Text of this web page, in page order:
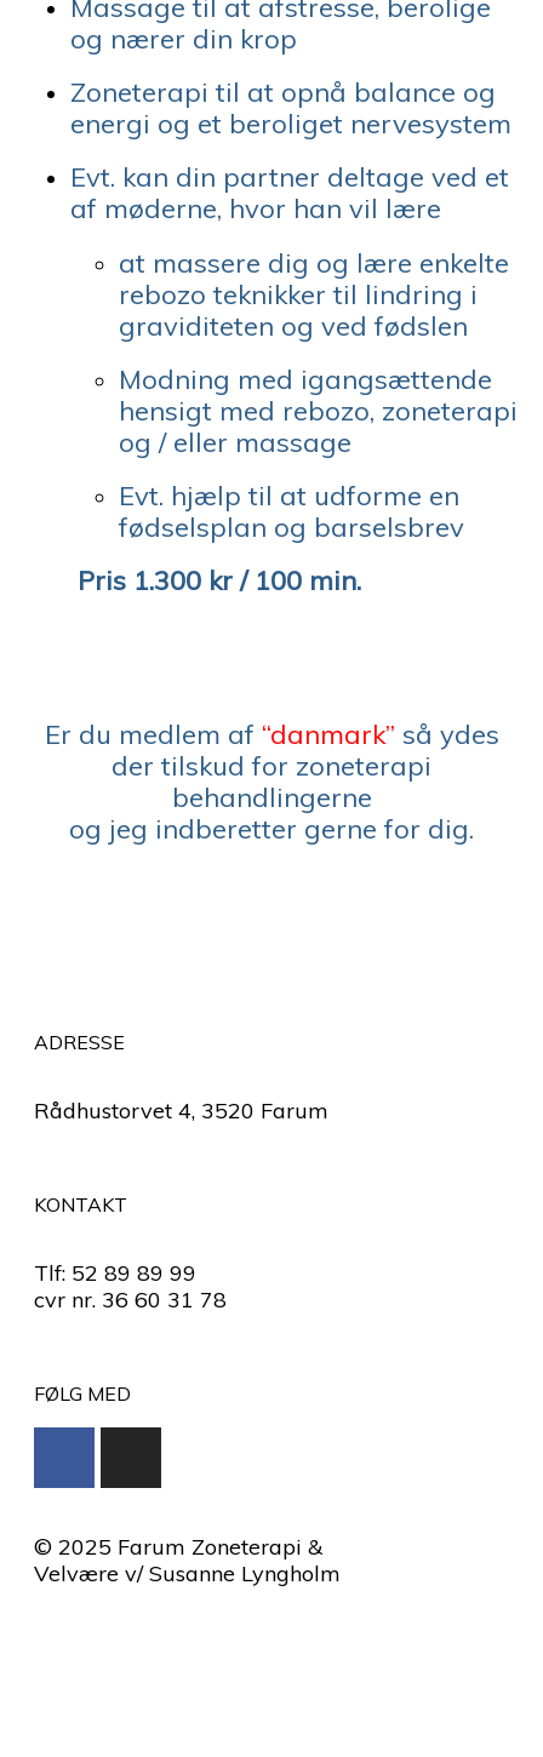
Massage til at afstresse, berolige
og nærer din krop
Zoneterapi til at opnå balance og
energi og et beroliget nervesystem
Evt. kan din partner deltage ved et
af møderne, hvor han vil lære
at massere dig og lære enkelte
rebozo teknikker til lindring i
graviditeten og ved fødslen
Modning med igangsættende
hensigt med rebozo, zoneterapi
og / eller massage
Evt. hjælp til at udforme en
fødselsplan og barselsbrev
Pris 1.300 kr / 100 min.
Er du medlem af “danmark” så ydes
der tilskud for zoneterapi
behandlingerne
og jeg indberetter gerne for dig.
ADRESSE
Rådhustorvet 4, 3520 Farum
KONTAKT
Tlf: 52 89 89 99
cvr nr. 36 60 31 78
FØLG MED
© 2025 Farum Zoneterapi &
Velvære v/ Susanne Lyngholm